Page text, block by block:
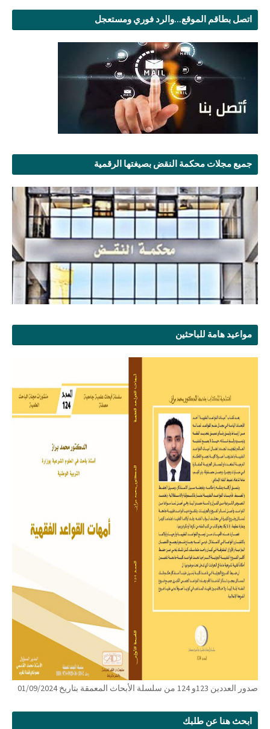
اتصل بطاقم الموقع...والرد فوري ومستعجل
جميع مجلات محكمة النقض بصيغتها الرقمية
مواعيد هامة للباحثين
صدور العددين 123و 124 من سلسلة الأبحاث المعمقة بتاريخ 01/09/2024
ابحث هنا عن طلبك